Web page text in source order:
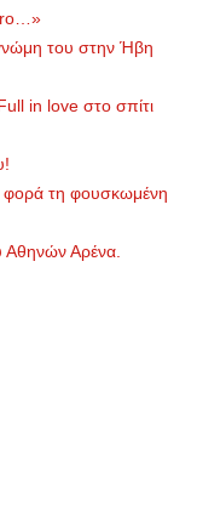
του στην Ήβη
in love στο σπίτι
φορά τη φουσκωμένη
Αρένα.